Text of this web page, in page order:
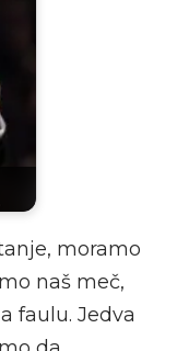
moramo
naš meč,
faulu. Jedva